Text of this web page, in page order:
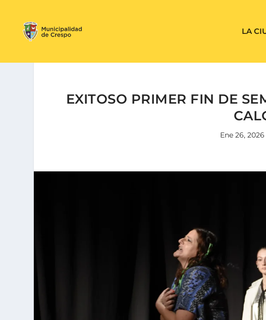
LA
EXITOSO PRIMER FIN DE
Ene 26, 2026